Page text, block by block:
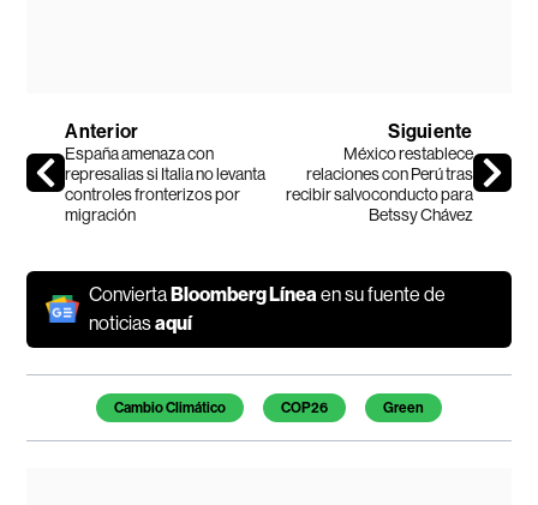
Anterior
España amenaza con
represalias si Italia no levanta
controles fronterizos por
migración
Siguiente
México restablece
relaciones con Perú tras
recibir salvoconducto para
Betssy Chávez
ConviertaBloomberg Línea en su fuente de
noticiasaquí
Temas de este artículo
Cambio Climático COP26 Green